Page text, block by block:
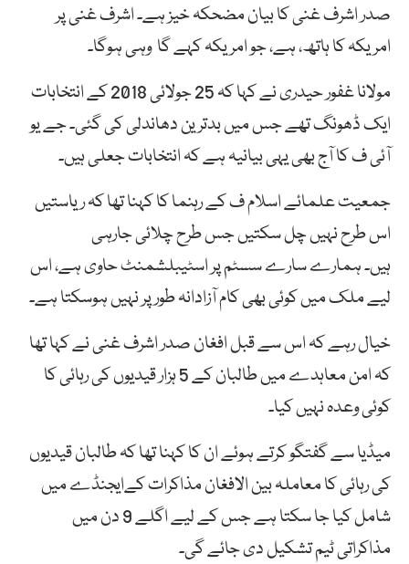
صدر اشرف غنی کا بیان مضحکہ خیز ہے۔ اشرف غنی پر
امریکہ کا ہاتھ، ہے، جو امریکہ کہے گا وہی ہوگا۔
مولانا غفور حیدری نے کہا کہ 25 جولائی 2018 کے انتخابات
ایک ڈھونگ تھے جس میں بدترین دھاندلی کی گئی۔ جے یو
آئی ف کا آج بھی یہی بیانیہ ہے کہ انتخابات جعلی ہیں۔
جمعیت علمائے اسلام ف کے رہنما کا کہنا تھا کہ ریاستیں
اس طرح نہیں چل سکتیں جس طرح چلائی جارہی
ہیں۔ ہمارے سارے سسٹم پر اسٹیبلشمنٹ حاوی ہے، اس
لیے ملک میں کوئی بھی کام آزادانہ طور پر نہیں ہوسکتا ہے۔
خیال رہے کہ اس سے قبل افغان صدر اشرف غنی نے کہا تھا
کہ امن معاہدے میں طالبان کے 5 ہزار قیدیوں کی رہائی کا
کوئی وعدہ نہیں کیا۔
میڈیا سے گفتگو کرتے ہوئے ان کا کہنا تھا کہ طالبان قیدیوں
کی رہائی کا معاملہ بین الافغان مذاکرات کےایجنڈے میں
شامل کیا جا سکتا ہے جس کے لیے اگلے 9 دن میں
مذاکراتی ٹیم تشکیل دی جائے گی۔